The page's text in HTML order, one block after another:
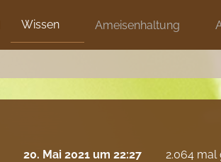
Wissen Ameisenhaltung
20. Mai 2021 um 22:27 2.064 mal